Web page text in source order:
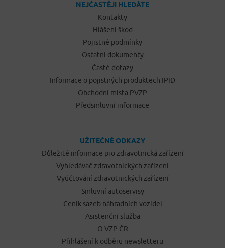
NEJČASTĚJI HLEDÁTE
Kontakty
Hlášení škod
Pojistné podmínky
Ostatní dokumenty
Časté dotazy
Informace o pojistných produktech IPID
Obchodní místa PVZP
Předsmluvní informace
UŽITEČNÉ ODKAZY
Důležité informace pro zdravotnická zařízení
Vyhledávač zdravotnických zařízení
Vyúčtování zdravotnických zařízení
Smluvní autoservisy
Ceník sazeb náhradních vozidel
Asistenční služba
O VZP ČR
Přihlášení k odběru newsletteru